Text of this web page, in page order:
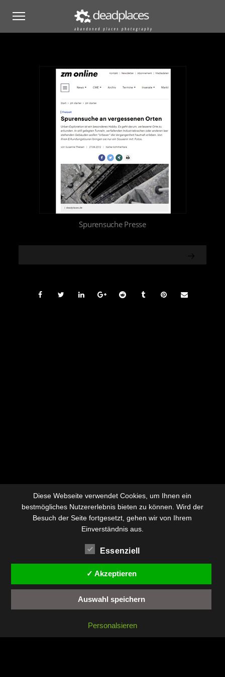
Spurensuche Presse
Diese Webseite verwendet Cookies, um Ihnen ein
bestmögliches Nutzererlebnis bieten zu können. Wird der
Besuch der Seite fortgesetzt, gehen wir von Ihrem
Einverständnis aus.
Essenziell
✓ Akzeptieren
Auswahl speichern
Personalsieren